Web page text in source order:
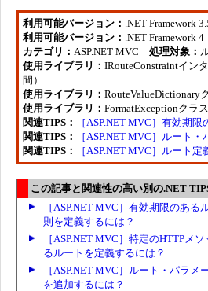
利用可能バージョン： .NET Framework
利用可能バージョン： .NET Framework 4
カテゴリ： ASP.NET MVC 処理対象：
使用ライブラリ： IRouteConstraintイン
間）
使用ライブラリ： RouteValueDictionary
使用ライブラリ： FormatExceptionクラス
関連TIPS：
［ASP.NET MVC］有効期
関連TIPS：
［ASP.NET MVC］ルート
関連TIPS：
［ASP.NET MVC］ルート
この記事と関連性の高い別の.NET
［ASP.NET MVC］有効期限のある
則を定義するには？
［ASP.NET MVC］特定のHTTPメ
るルートを定義するには？
［ASP.NET MVC］ルート・パラメ
を追加するには？